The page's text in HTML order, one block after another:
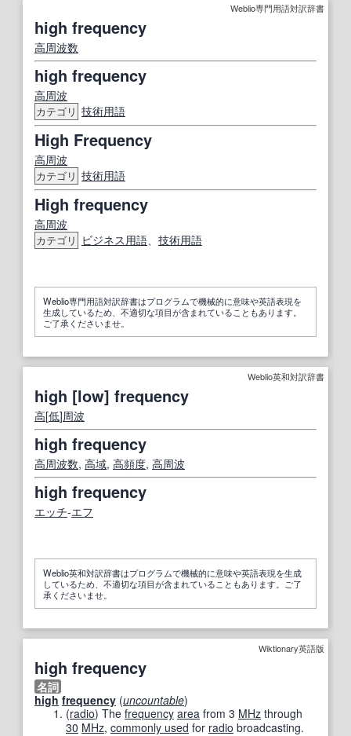
Weblio専門用語対訳辞書
high frequency
高周波数
high frequency
高周波
カテゴリ 技術用語
High Frequency
高周波
カテゴリ 技術用語
High frequency
高周波
カテゴリ ビジネス用語 技術用語
Weblio専門用語対訳辞書はプログラムで機械的に意味や英語表現を
生成しているため、不適切な項目が含まれていることもあります。
ご了承くださいませ。
Weblio英和対訳辞書
high [low] frequency
高[低]周波
high frequency
高周波数, 高域, 高頻度, 高周波
high frequency
エッチ‐エフ
Weblio英和対訳辞書はプログラムで機械的に意味や英語表現を生成
しているため、不適切な項目が含まれていることもあります。ご了
承くださいませ。
Wiktionary英語版
high frequency
名詞
high frequency (uncountable)
(radio) The frequency area from 3 MHz through
30 MHz, commonly used for radio broadcasting.